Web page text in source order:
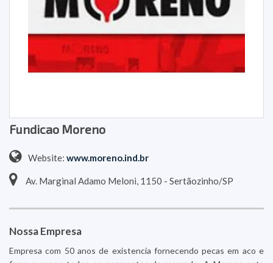
Fundicao Moreno
Website: www.moreno.ind.br
Av. Marginal Adamo Meloni, 1150 - Sertãozinho/SP
Nossa Empresa
Empresa com 50 anos de existencia fornecendo pecas em aco e